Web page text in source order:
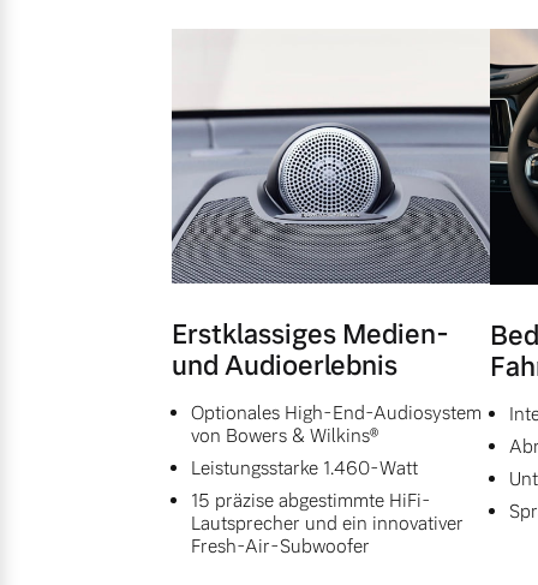
Erstklassiges Medien-
und Audioerlebnis
Optionales High-End-Audiosystem
von Bowers & Wilkins®
Leistungsstarke 1.460-Watt
15 präzise abgestimmte HiFi-
Lautsprecher und ein innovativer
Fresh-Air-Subwoofer